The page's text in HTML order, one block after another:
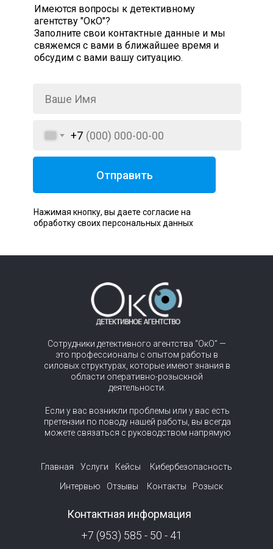
Имеются вопросы к детективному
агентству "ОкО"?
Заполните свои контактные данные и мы
свяжемся с вами в ближайшее время и
обсудим с вами вашу ситуацию.
+7
Отправить
Нажимая кнопку, вы даете согласие на
обработку своих персональных данных
Главная Услуги Кейсы
Кибербезопасность
Интервью
Отзывы Контакты
+7 (953) 585 - 50 - 41
Сотрудники детективного агентства “ОкО” —
это профессионалы с опытом работы в
силовых структурах, которые имеют знания в
области оперативно-розыскной
деятельности.
Контактная информация
Если у вас возникли проблемы или у вас есть
претензии по поводу нашей работы, вы всегда
можете связаться с руководством напрямую
Розыск